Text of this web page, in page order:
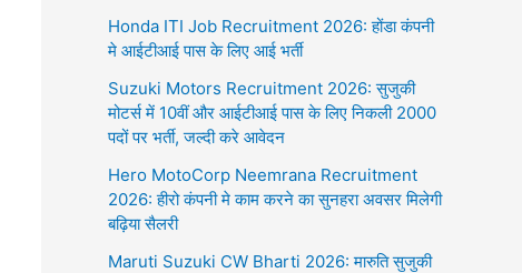
Honda ITI Job Recruitment 2026: होंडा कंपनी
मे आईटीआई पास के लिए आई भर्ती
Suzuki Motors Recruitment 2026: सुजुकी
मोटर्स में 10वीं और आईटीआई पास के लिए निकली 2000
पदों पर भर्ती, जल्दी करे आवेदन
Hero MotoCorp Neemrana Recruitment
2026: हीरो कंपनी मे काम करने का सुनहरा अवसर मिलेगी
बढ़िया सैलरी
Maruti Suzuki CW Bharti 2026: मारुति सुजुकी